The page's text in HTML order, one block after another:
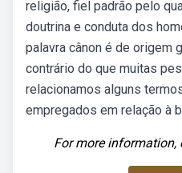
religião, fiel padrão pelo
doutrina e conduta dos
palavra cânon é de origem
contrário do que muitas
relacionamos alguns
empregados em relação à
For more information,